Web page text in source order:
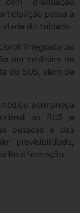
passa a
do cuidado.
integrada ao
em medicina de
do SUS, além de
permaneça
no SUS e
pessoas e das
previsibilidade,
e formação.